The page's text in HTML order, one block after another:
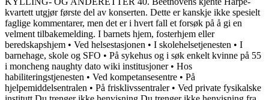
kvartett utgjør første del av konserten. Dette er kanskje ikke spesielt
faglige kommentarer, men det er i hvert fall et forsøk på å gi en
velment tilbakemelding. I barnets hjem, fosterhjem eller
beredskapshjem • Ved helsestasjonen • I skolehelsetjenesten • I
barnehage, skole og SFO • På sykehus og i søk enkelt kvinne på 55
i moncheng naughty dato wiki institusjoner • Hos
habiliteringstjenesten • Ved kompetansesentre • På
hjelpemiddelsentralen • På frisklivssentraler • Ved private fysikalske